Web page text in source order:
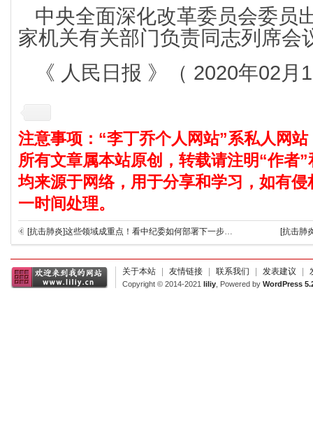
中央全面深化改革委员会委员
家机关有关部门负责同志列席会
《 人民日报 》（ 2020年02月
注意事项：“李丁乔个人网站”系私人网
所有文章属本站原创，转载请注明“作者
均来源于网络，用于分享和学习，如有
一时间处理。
[抗击肺炎]这些领域成重点！看中纪委如何部署下一步监督防疫工作 [抗击肺
关于本站 友情链接 联系我们 发表建议
Copyright © 2014-2021 liliy , Powered by WordPress